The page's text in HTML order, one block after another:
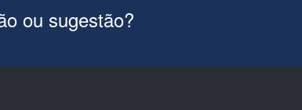
ou sugestão?